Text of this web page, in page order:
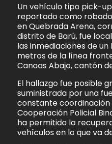
Un vehículo tipo pick-
reportado como
en Quebrada Arena,
distrito de Barú, fue
las inmediaciones de un
metros de la línea
Canoas Abajo, cantón
El hallazgo fue posible
suministrada por una
constante
Cooperación Policial
ha permitido la
vehículos en lo que va